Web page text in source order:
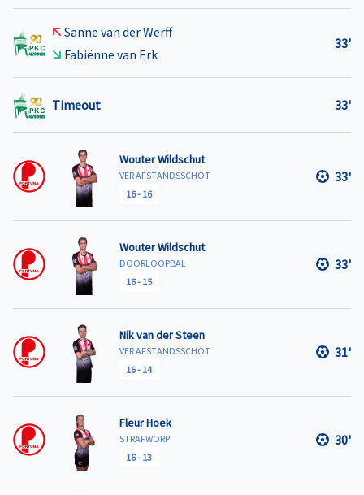
Sanne van der Werff
Fabiënne van Erk
33'
Timeout 33'
Wouter Wildschut
VER AFSTANDSSCHOT
16- 16
33'
Wouter Wildschut
DOORLOOPBAL
16- 15
33'
Nik van der Steen
VER AFSTANDSSCHOT
16- 14
31'
Fleur Hoek
STRAFWORP
16- 13
30'